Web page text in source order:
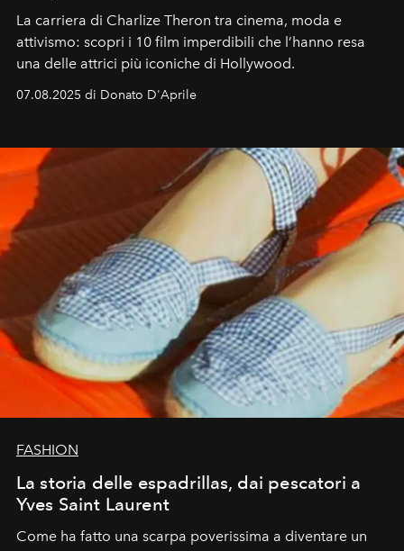
La carriera di Charlize Theron tra cinema, moda e
attivismo: scopri i 10 film imperdibili che l’hanno resa
una delle attrici più iconiche di Hollywood.
07.08.2025 di Donato D'Aprile
FASHION
La storia delle espadrillas, dai pescatori a
Yves Saint Laurent
Come ha fatto una scarpa poverissima a diventare un